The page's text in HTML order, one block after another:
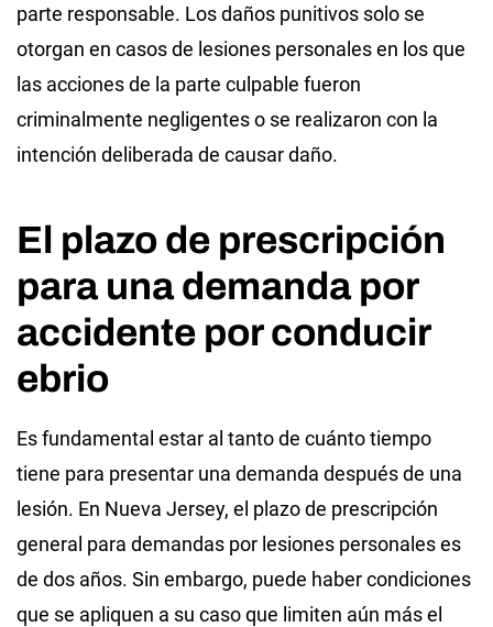
parte responsable. Los daños punitivos solo se
otorgan en casos de lesiones personales en los que
las acciones de la parte culpable fueron
criminalmente negligentes o se realizaron con la
intención deliberada de causar daño.
El plazo de prescripción
para una demanda por
accidente por conducir
ebrio
Es fundamental estar al tanto de cuánto tiempo
tiene para presentar una demanda después de una
lesión. En Nueva Jersey, el plazo de prescripción
general para demandas por lesiones personales es
de dos años. Sin embargo, puede haber condiciones
que se apliquen a su caso que limiten aún más el